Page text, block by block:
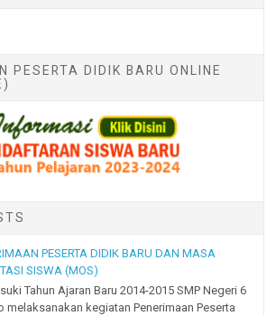
PESERTA DIDIK BARU ONLINE
PESERTA DIDIK BARU DAN MASA
SISWA (MOS)
Tahun Ajaran Baru 2014-2015 SMP Negeri 6
melaksanakan kegiatan Penerimaan Peserta